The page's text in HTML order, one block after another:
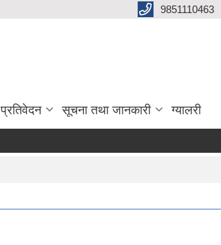
9851110463
प्रतिवेदन सूचना तथा जानकारी ग्यालरी